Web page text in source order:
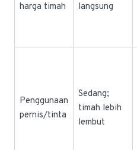
harga timah
langsung
Penggunaan
pernis/tinta
Sedang;
timah lebih
lembut